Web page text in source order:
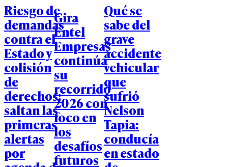
Riesgo de
demandas
contra el
Estado y
colisión
de
derechos:
saltan las
primeras
alertas
por
Gira
Entel
Empresas
continúa
su
recorrido
2026 con
foco en
los
desafíos
futuros
Qué se
sabe del
grave
accidente
vehicular
que
sufrió
Nelson
Tapia:
conducía
en estado